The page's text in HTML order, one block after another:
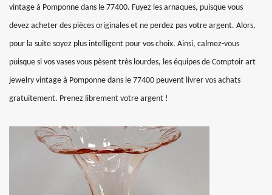
vintage à Pomponne dans le 77400. Fuyez les arnaques, puisque vous
devez acheter des pièces originales et ne perdez pas votre argent. Alors,
pour la suite soyez plus intelligent pour vos choix. Ainsi, calmez-vous
puisque si vos vases vous pèsent très lourdes, les équipes de Comptoir art
jewelry vintage à Pomponne dans le 77400 peuvent livrer vos achats
gratuitement. Prenez librement votre argent !